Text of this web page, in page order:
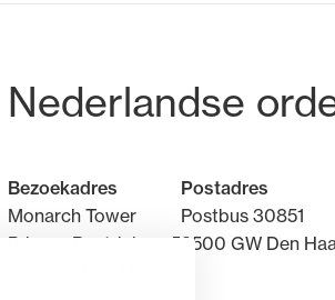
Bezoek- en
Nederlandse
Bezoekadres
Monarch Tower
Prinses Beatrixlaan 5
Postadres
Postbus 30851
2500 GW Den